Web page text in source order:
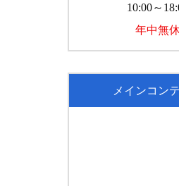
10:00～
年中無
メインコン